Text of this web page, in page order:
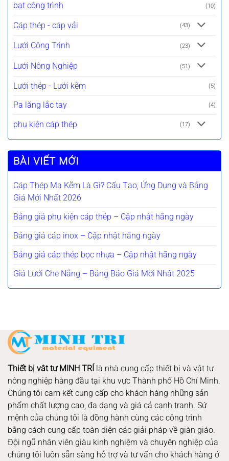
bạt công trình (10)
Cáp thép - cáp vải (43)
Lưới Công Trình (23)
Lưới Nông Nghiệp (51)
Lưới thép - Lưới kẽm (5)
Pa lăng lắc tay (4)
phụ kiện cáp thép (17)
BÀI VIẾT MỚI
Cáp Thép Mạ Kẽm Là Gì? Cấu Tạo, Ứng Dụng và Bảng
Giá Mới Nhất 2026
Bảng giá phụ kiện cáp thép – Cập nhật hằng ngày
Bảng giá cáp inox – Cập nhật hằng ngày
Bảng giá cáp thép bọc nhựa – Cập nhật hằng ngày
Giá Lưới Che Nắng – Bảng Báo Giá Mới Nhất 2025
Thiết bị vât tư MINH TRÍ là nhà cung cấp thiết bị và vật tư
nông nghiệp hàng đầu tại khu vực Thành phố Hồ Chí Minh.
Chúng tôi cam kết cung cấp cho khách hàng những sản
phẩm chất lượng cao, đa dạng và giá cả cạnh tranh. Sứ
mệnh của chúng tôi là đồng hành cùng các công trình
bằng cách cung cấp toàn diện các giải pháp về giàn giáo.
Đội ngũ nhân viên giàu kinh nghiệm và chuyên nghiệp của
chúng tôi luôn sẵn sàng hỗ trợ và tư vấn cho khách hàng ở